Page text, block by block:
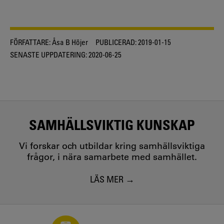
FÖRFATTARE: Åsa B Höjer PUBLICERAD:2019-01-15
SENASTE UPPDATERING:2020-06-25
SAMHÄLLSVIKTIG KUNSKAP
Vi forskar och utbildar kring samhällsviktiga
frågor, i nära samarbete med samhället.
LÄS MER